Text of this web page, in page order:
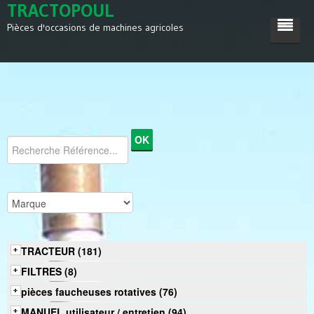
TRACTOPOUL
Pièces d'occasions de machines agricoles
TRACTEUR (181)
FILTRES (8)
pièces faucheuses rotatives (76)
DIVERS
SATISFACTIONS
CONTACT